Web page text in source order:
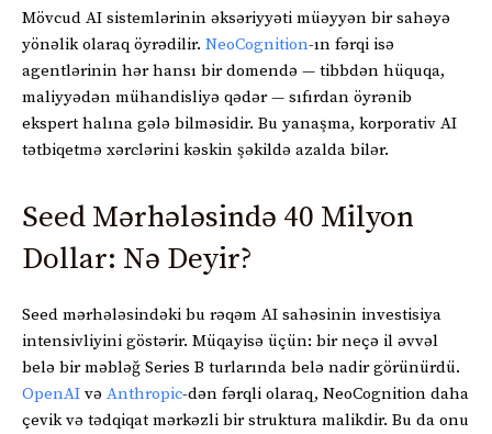
Mövcud AI sistemlərinin əksəriyyəti müəyyən bir sahəyə
yönəlik olaraq öyrədilir. NeoCognition-ın fərqi isə
agentlərinin hər hansı bir domendə — tibbdən hüquqa,
maliyyədən mühandisliyə qədər — sıfırdan öyrənib
ekspert halına gələ bilməsidir. Bu yanaşma, korporativ AI
tətbiqetmə xərclərini kəskin şəkildə azalda bilər.
Seed Mərhələsində 40 Milyon
Dollar: Nə Deyir?
Seed mərhələsindəki bu rəqəm AI sahəsinin investisiya
intensivliyini göstərir. Müqayisə üçün: bir neçə il əvvəl
belə bir məbləğ Series B turlarında belə nadir görünürdü.
OpenAI və Anthropic-dən fərqli olaraq, NeoCognition daha
çevik və tədqiqat mərkəzli bir struktura malikdir. Bu da onu